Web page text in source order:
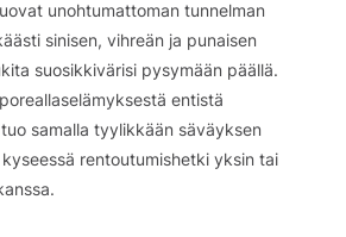
unohtumattoman tunnelman
sinisen, vihreän ja punaisen
suosikkivärisi pysymään päällä.
entistä
samalla tyylikkään säväyksen
rentoutumishetki yksin tai